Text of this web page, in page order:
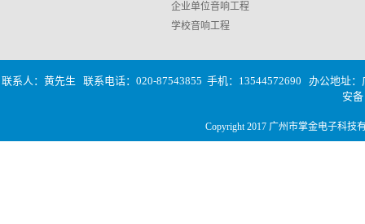
企业单位音响工程
学校音响工程
联系人：黄先生 联系电话：020-87543855 手机：13544572690
办公地址
安备
Copyright 2017 广州市掌金电子科技